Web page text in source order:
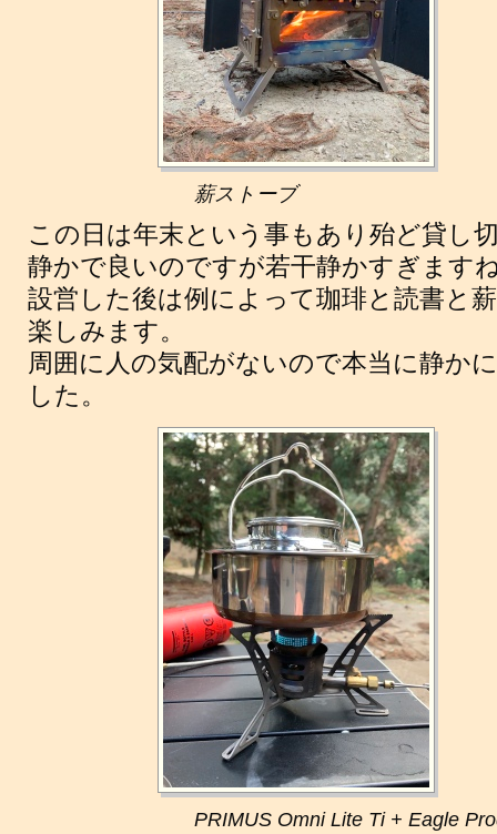
薪ストーブ
この日は年末という事もあり殆ど貸し
静かで良いのですが若干静かすぎます
設営した後は例によって珈琲と読書と
楽しみます。
周囲に人の気配がないので本当に静か
した。
PRIMUS Omni Lite Ti + Eagle